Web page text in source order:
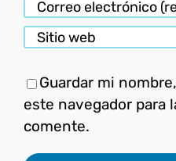
Guardar mi
este navegador para
comente.